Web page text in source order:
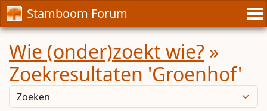
Stamboom Forum
Wie (onder)zoekt wie? »
Zoekresultaten 'Groenhof'